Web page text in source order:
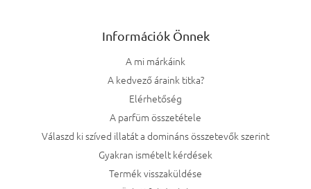
Információk Önnek
A mi márkáink
A kedvező áraink titka?
Elérhetőség
A parfüm összetétele
Válaszd ki szíved illatát a domináns összetevők szerint
Gyakran ismételt kérdések
Termék visszaküldése